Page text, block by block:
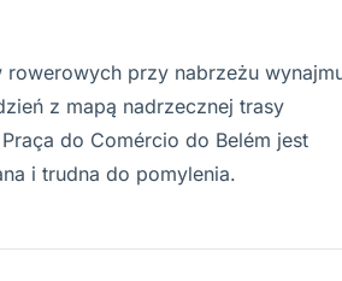
rowerowych przy nabrzeżu
z mapą nadrzecznej trasy
do Comércio do Belém jest
i trudna do pomylenia.